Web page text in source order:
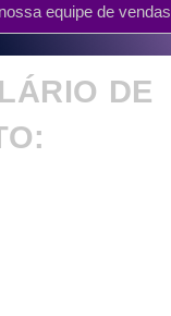
equipe de vendas
DE